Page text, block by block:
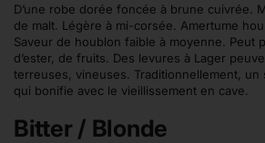
D’une robe dorée foncée à brune cuivrée.
de malt. Légère à mi-corsée. Amertume
Saveur de houblon faible à moyenne. Peut
d’ester, de fruits. Des levures à Lager
terreuses, vineuses. Traditionnellement, un
qui bonifie avec le vieillissement en cave.
Bitter / Blonde